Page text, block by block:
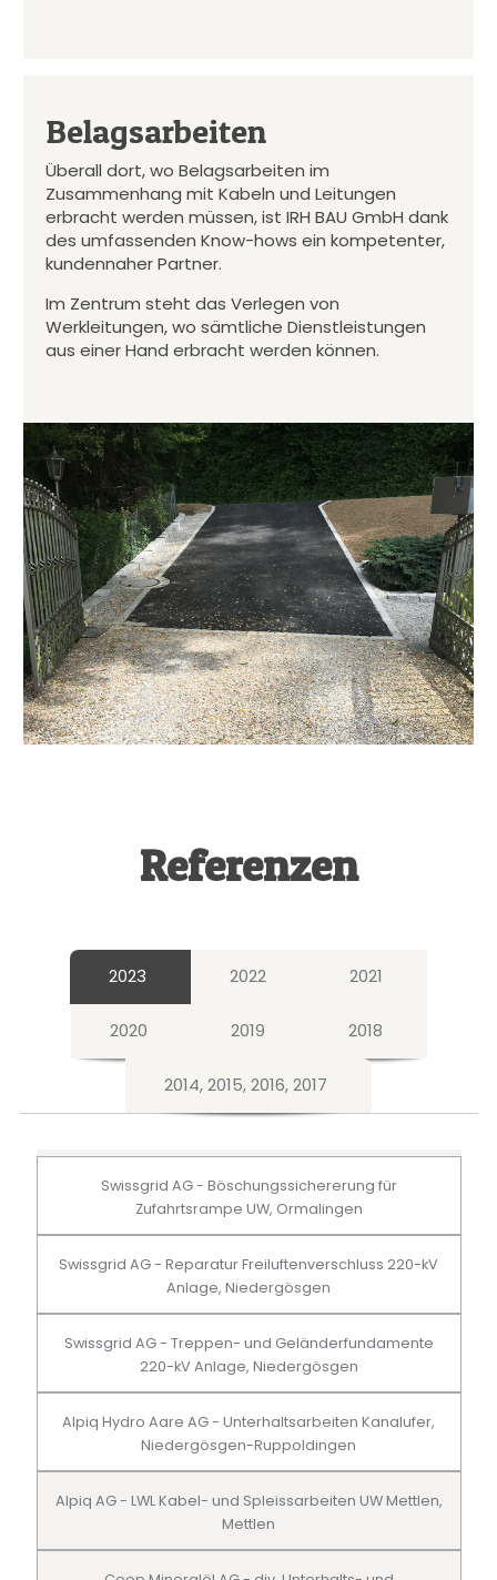
Belagsarbeiten
Überall dort, wo Belagsarbeiten im
Zusammenhang mit Kabeln und Leitungen
erbracht werden müssen, ist IRH BAU GmbH dank
des umfassenden Know-hows ein kompetenter,
kundennaher Partner.
Im Zentrum steht das Verlegen von
Werkleitungen, wo sämtliche Dienstleistungen
aus einer Hand erbracht werden können.
Referenzen
2023 2022 2021
2020 2019 2018
2014, 2015, 2016, 2017
Swissgrid AG - Böschungssichererung für
Zufahrtsrampe UW, Ormalingen
Swissgrid AG - Reparatur Freiluftenverschluss 220-kV
Anlage, Niedergösgen
Swissgrid AG - Treppen- und Geländerfundamente
220-kV Anlage, Niedergösgen
Alpiq Hydro Aare AG - Unterhaltsarbeiten Kanalufer,
Niedergösgen-Ruppoldingen
Alpiq AG - LWL Kabel- und Spleissarbeiten UW Mettlen,
Mettlen